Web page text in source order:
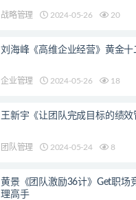
战略管理 2024-05-26 20
刘海峰《高维企业经营》黄金十
企业管理 2024-05-26 18
王新宇《让团队完成目标的绩效
团队管理 2024-05-24 8
黄景《团队激励36计》Get职场
理高手